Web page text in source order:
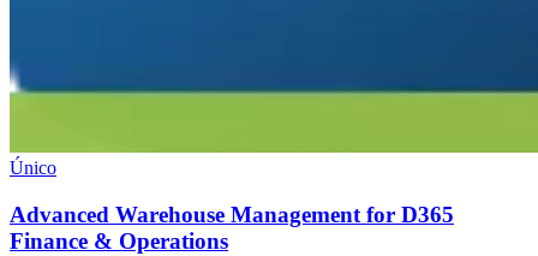
Único
Advanced Warehouse Management for D365
Finance & Operations